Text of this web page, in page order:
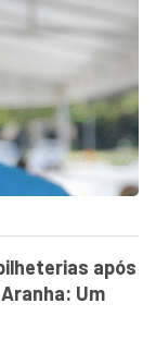
após
Um